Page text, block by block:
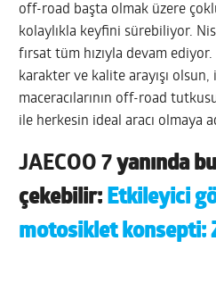
off-road başta olmak üzere
kolaylıkla keyfini sürebiliyor.
fırsat tüm hızıyla devam
karakter ve kalite arayışı olsun,
maceracılarının off-road
ile herkesin ideal aracı olmaya
JAECOO 7yanında
çekebilir: Etkileyici
motosiklet konsepti: